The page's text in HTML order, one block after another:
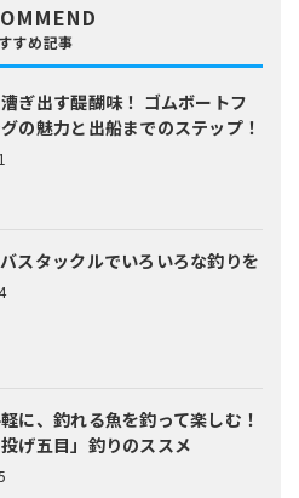
すめ記事
ぎ出す醍醐味！ ゴムボートフ
の魅力と出船までのステップ！
スタックルでいろいろな釣りを
に、釣れる魚を釣って楽しむ！
投げ五目」釣りのススメ